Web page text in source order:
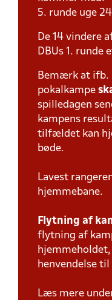
5. runde uge
De 14 vindere
DBUs 1. runde
Bemærk at ifb.
pokalkampe
spilledagen
kampens
tilfældet kan
bøde.
Lavest
hjemmebane.
Flytning af
flytning af
henvendelse
Læs mere